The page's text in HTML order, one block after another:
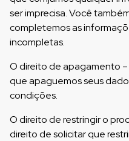
ser imprecisa. Você
completemos as
incompletas.
O direito de apagamento
que apaguemos seus
condições.
O direito de restringir o
direito de solicitar que